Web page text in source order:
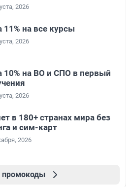
2026
11% на все курсы
2026
10% на ВО и СПО в первый
2026
в 180+ странах мира без
и сим-карт
2026
промокоды